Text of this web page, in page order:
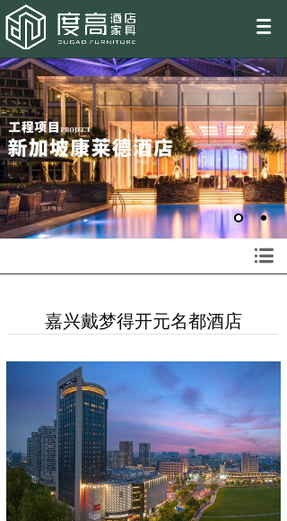
嘉兴戴梦得开元名都酒店